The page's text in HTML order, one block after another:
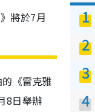
將於7月
《雷克雅
8日舉辦
1
2
3
4